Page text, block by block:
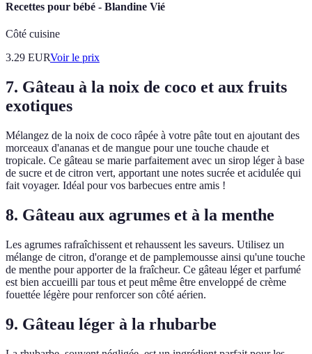
Recettes pour bébé - Blandine Vié
Côté cuisine
3.29 EURVoir le prix
7. Gâteau à la noix de coco et aux fruits
exotiques
Mélangez de la noix de coco râpée à votre pâte tout en ajoutant des
morceaux d'ananas et de mangue pour une touche chaude et
tropicale. Ce gâteau se marie parfaitement avec un sirop léger à base
de sucre et de citron vert, apportant une notes sucrée et acidulée qui
fait voyager. Idéal pour vos barbecues entre amis !
8. Gâteau aux agrumes et à la menthe
Les agrumes rafraîchissent et rehaussent les saveurs. Utilisez un
mélange de citron, d'orange et de pamplemousse ainsi qu'une touche
de menthe pour apporter de la fraîcheur. Ce gâteau léger et parfumé
est bien accueilli par tous et peut même être enveloppé de crème
fouettée légère pour renforcer son côté aérien.
9. Gâteau léger à la rhubarbe